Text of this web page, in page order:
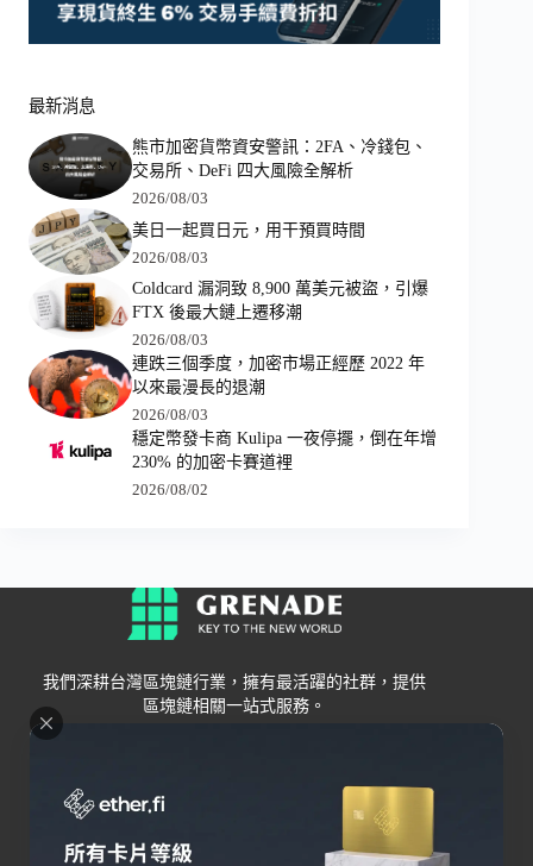
最新消息
熊市加密貨幣資安警訊：2FA、冷錢包、
交易所、DeFi 四大風險全解析
2026/08/03
美日一起買日元，用干預買時間
2026/08/03
Coldcard 漏洞致 8,900 萬美元被盜，引爆
FTX 後最大鏈上遷移潮
2026/08/03
連跌三個季度，加密市場正經歷 2022 年
以來最漫長的退潮
2026/08/03
穩定幣發卡商 Kulipa 一夜停擺，倒在年增
230% 的加密卡賽道裡
2026/08/02
我們深耕台灣區塊鏈行業，擁有最活躍的社群，提供
區塊鏈相關一站式服務。
Grenade
關於我們
交易所